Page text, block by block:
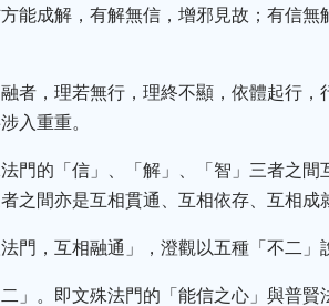
能成解，有解無信，增邪見故；有信
者，理若無行，理終不顯，依體起行
入重重。
門的「信」、「解」、「智」三者之
之間亦是互相貫通、互相依存、互相成
門，互相融通」，澄觀以五種「不二」
」。即文殊法門的「能信之心」與普